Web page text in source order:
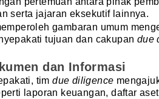
serta jajaran eksekutif lainnya.
gambaran umum
tujuan dan cakupan due
dan Informasi
timdue diligence
laporan keuangan, daftar